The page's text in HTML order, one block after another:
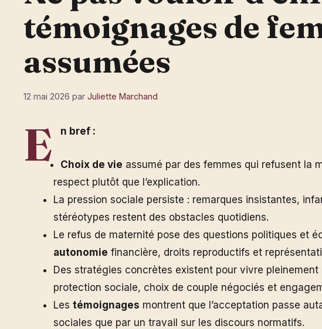
témoignages de
assumées
12 mai 2026 par Juliette Marchand
E n bref :
Choix de vie assumé par des femmes qui refusent la
respect plutôt que l’explication.
La pression sociale persiste : remarques insistantes,
stéréotypes restent des obstacles quotidiens.
Le refus de maternité pose des questions politiques et
autonomie financière, droits reproductifs et
Des stratégies concrètes existent pour vivre pleinement
protection sociale, choix de couple négociés et
Les témoignages montrent que l’acceptation passe
sociales que par un travail sur les discours normatifs.